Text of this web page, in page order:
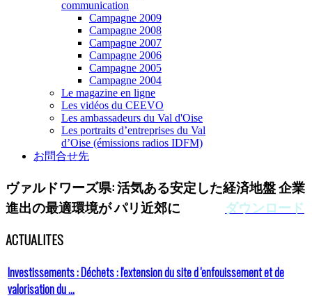
communication
Campagne 2009
Campagne 2008
Campagne 2007
Campagne 2006
Campagne 2005
Campagne 2004
Le magazine en ligne
Les vidéos du CEEVO
Les ambassadeurs du Val d'Oise
Les portraits d’entreprises du Val
d’Oise (émissions radios IDFM)
お問合せ先
ヴァルドワーズ県:活気ある安定した経済地盤 企業
進出の最適環境が パリ近郊に
ダウンロード
ACTUALITES
Investissements : Déchets : l'extension du site d 'enfouissement et de
valorisation du ...